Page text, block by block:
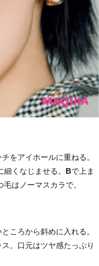
をアイホールに重ねる。
くなじませる。 Bで上ま
はノーマスカラで。
ころから斜めに入れる。
。口元はツヤ感たっぷり